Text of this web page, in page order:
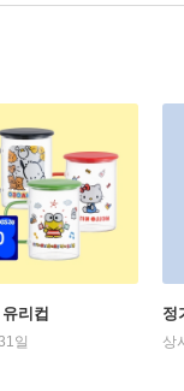
리컵
일
정
상